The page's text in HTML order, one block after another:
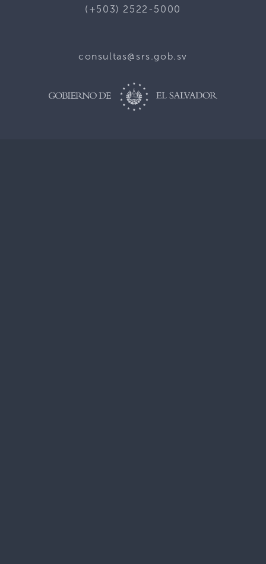
(+503) 2522-5000
consultas@srs.gob.sv